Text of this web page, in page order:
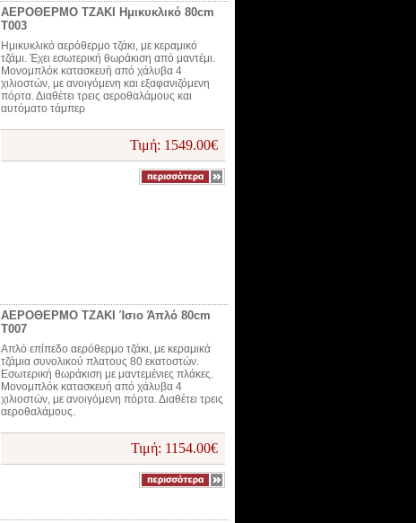
ΑΕΡΟΘΕΡΜΟ ΤΖΑΚΙ Ημικυκλικό 80cm
T003
Ημικυκλικό αερόθερμο τζάκι, με κεραμικό
τζάμι. Έχει εσωτερική θωράκιση από μαντέμι.
Μονομπλόκ κατασκευή από χάλυβα 4
χιλιοστών, με ανοιγόμενη και εξαφανιζόμενη
πόρτα. Διαθέτει τρεις αεροθαλάμους και
αυτόματο τάμπερ
Τιμή: 1549.00€
ΑΕΡΟΘΕΡΜΟ ΤΖΑΚΙ Ίσιο Άπλό 80cm
T007
Απλό επίπεδο αερόθερμο τζάκι, με κεραμικά
τζάμια συνολικού πλατους 80 εκατοστών.
Εσωτερική θωράκιση με μαντεμένιες πλάκες.
Μονομπλόκ κατασκευή από χάλυβα 4
χιλιοστών, με ανοιγόμενη πόρτα. Διαθέτει τρεις
αεροθαλάμους.
Τιμή: 1154.00€